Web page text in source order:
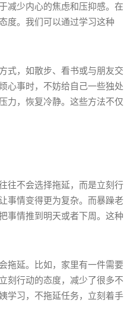
减少内心的焦虑和压抑感。在
度。我们可以通过学习这种
式，如散步、看书或与朋友交
心事时，不妨给自己一些独处
力，恢复冷静。这些方法不仅
往不会选择拖延，而是立刻行
事情变得更为复杂。而暴躁老
事情推到明天或者下周。这种
拖延。比如，家里有一件需要
刻行动的态度，减少了很多不
学习，不拖延任务，立刻着手